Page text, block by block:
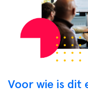
Voor wie is dit